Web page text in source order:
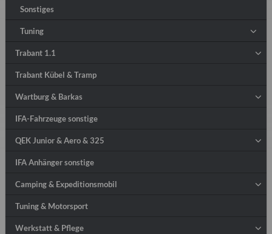
Sonstiges
Tuning
Trabant 1.1
Trabant Kübel & Tramp
Wartburg & Barkas
IFA-Fahrzeuge sonstige
QEK Junior & Aero & 325
IFA Anhänger sonstige
Camping & Expeditionsmobil
Tuning & Motorsport
Werkstatt & Pflege